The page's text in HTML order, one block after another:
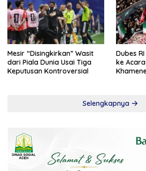
Mesir “Disingkirkan” Wasit
dari Piala Dunia Usai Tiga
Keputusan Kontroversial
Dubes
ke
Selengkapnya